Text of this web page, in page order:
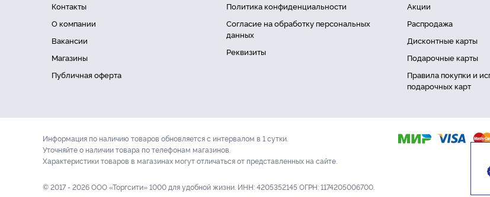
Контакты
О компании
Вакансии
Магазины
Публичная оферта
Политика конфиденциальности
Согласие на обработку персональных
данных
Реквизиты
Акции
Распродажа
Дисконтные карты
Подарочные карты
Правила покупки и
подарочных карт
Информация по наличию товаров обновляется с интервалом в 1 сутки.
Уточняйте о наличии товара по телефонам магазинов.
Характеристики товаров в магазинах могут отличаться от представленных на сайте.
© 2017 - 2026 ООО «Торгсити» 1000 для удобной жизни. ИНН: 4205352145 ОГРН: 1174205006700.